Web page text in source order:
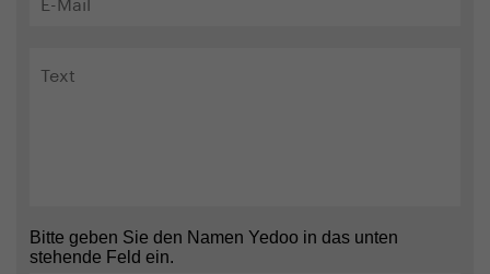
Bitte geben Sie den Namen Yedoo in das unten
stehende Feld ein.